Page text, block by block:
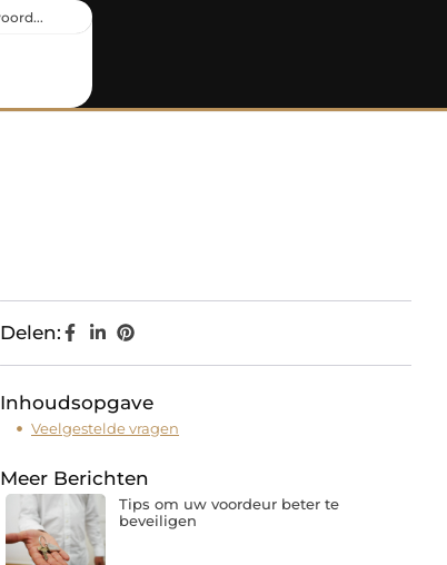
Delen:
Inhoudsopgave
Veelgestelde vragen
Meer Berichten
Tips om uw voordeur beter te
beveiligen